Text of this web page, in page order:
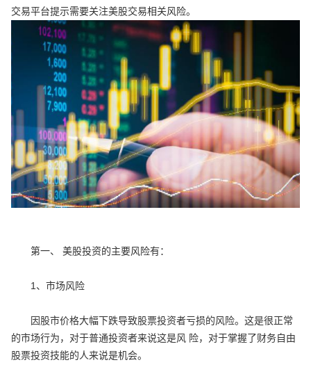
交易平台提示需要关注美股交易相关风险。
第一、 美股投资的主要风险有：
1、市场风险
因股市价格大幅下跌导致股票投资者亏损的风险。这是很正常
的市场行为，对于普通投资者来说这是风 险，对于掌握了财务自由
股票投资技能的人来说是机会。